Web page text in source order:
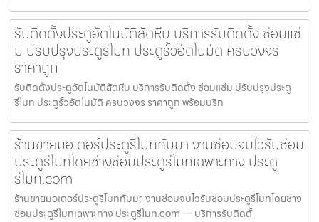
รับติดตั้งประตูอัตโนมัติสัตหีบ บริการรับติดตั้ง ซ่อมแซ่
ม ปรับปรุงประตูรีโมท ประตูรั้วอัตโนมัติ ครบวงจร
ราคาถูก
รับติดตั้งประตูอัตโนมัติสัตหีบ บริการรับติดตั้ง ซ่อมแซ่ม ปรับปรุงประตู
รีโมท ประตูรั้วอัตโนมัติ ครบวงจร ราคาถูก พร้อมบริก
ร้านขายมอเตอร์ประตูรีโมททับมา งานซ่อมจบไวรับซ่อม
ประตูรีโมทโดยช่างซ่อมประตูรีโมทเฉพาะทาง ประตู
รีโมท.com
ร้านขายมอเตอร์ประตูรีโมททับมา งานซ่อมจบไวรับซ่อมประตูรีโมทโดยช่าง
ซ่อมประตูรีโมทเฉพาะทาง ประตูรีโมท.com — บริการรับติดตั้